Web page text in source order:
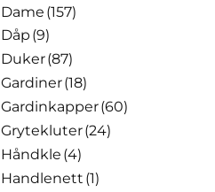
Dame (157)
Dåp (9)
Duker(87)
Gardiner(18)
Gardinkapper(60)
Grytekluter(24)
Håndkle (4)
Handlenett (1)